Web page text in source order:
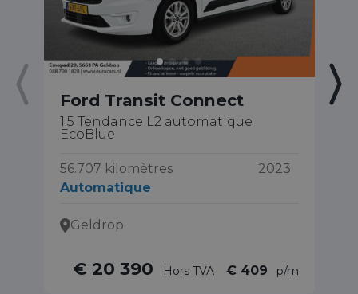
Ford Transit Connect
1.5 Tendance L2 automatique
EcoBlue
56.707 kilomètres
2023
Automatique
Geldrop
€ 20 390 Hors TVA € 409 p/m